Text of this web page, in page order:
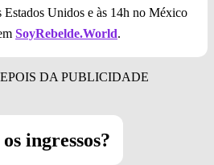
Estados Unidos e às 14h no México
SoyRebelde.World.
ingressos?